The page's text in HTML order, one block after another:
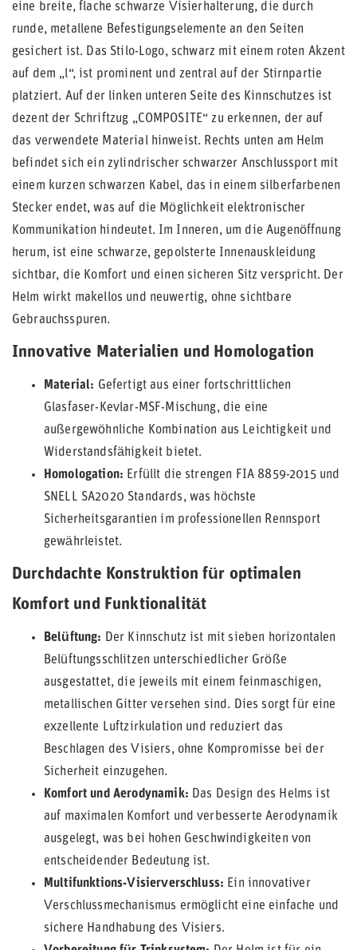
eine breite, flache schwarze Visierhalterung, die durch
runde, metallene Befestigungselemente an den Seiten
gesichert ist. Das Stilo-Logo, schwarz mit einem roten Akzent
auf dem „l“, ist prominent und zentral auf der Stirnpartie
platziert. Auf der linken unteren Seite des Kinnschutzes ist
dezent der Schriftzug „COMPOSITE“ zu erkennen, der auf
das verwendete Material hinweist. Rechts unten am Helm
befindet sich ein zylindrischer schwarzer Anschlussport mit
einem kurzen schwarzen Kabel, das in einem silberfarbenen
Stecker endet, was auf die Möglichkeit elektronischer
Kommunikation hindeutet. Im Inneren, um die Augenöffnung
herum, ist eine schwarze, gepolsterte Innenauskleidung
sichtbar, die Komfort und einen sicheren Sitz verspricht. Der
Helm wirkt makellos und neuwertig, ohne sichtbare
Gebrauchsspuren.
Innovative Materialien und Homologation
Material: Gefertigt aus einer fortschrittlichen
Glasfaser-Kevlar-MSF-Mischung, die eine
außergewöhnliche Kombination aus Leichtigkeit und
Widerstandsfähigkeit bietet.
Homologation: Erfüllt die strengen FIA 8859-2015 und
SNELL SA2020 Standards, was höchste
Sicherheitsgarantien im professionellen Rennsport
gewährleistet.
Durchdachte Konstruktion für optimalen
Komfort und Funktionalität
Belüftung: Der Kinnschutz ist mit sieben horizontalen
Belüftungsschlitzen unterschiedlicher Größe
ausgestattet, die jeweils mit einem feinmaschigen,
metallischen Gitter versehen sind. Dies sorgt für eine
exzellente Luftzirkulation und reduziert das
Beschlagen des Visiers, ohne Kompromisse bei der
Sicherheit einzugehen.
Komfort und Aerodynamik: Das Design des Helms ist
auf maximalen Komfort und verbesserte Aerodynamik
ausgelegt, was bei hohen Geschwindigkeiten von
entscheidender Bedeutung ist.
Multifunktions-Visierverschluss: Ein innovativer
Verschlussmechanismus ermöglicht eine einfache und
sichere Handhabung des Visiers.